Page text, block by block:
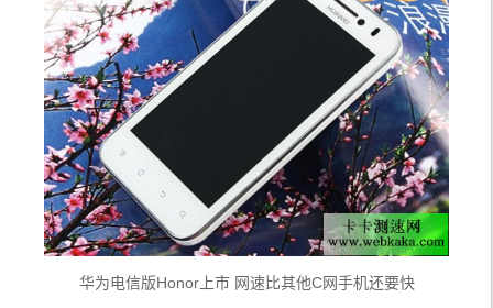
华为电信版Honor上市 网速比其他C网手机还要快